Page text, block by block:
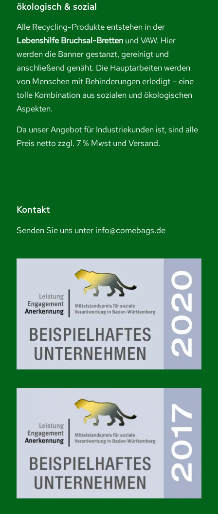
ökologisch & sozial
Alle Recycling-Produkte entstehen in der
Lebenshilfe Bruchsal-Bretten und VAW. Hier
werden die Banner gestanzt, gereinigt und
anschließend genäht. Die Hauptarbeiten werden
von Menschen mit Behinderungen erledigt – eine
tolle Kombination aus sozialen und ökologischen
Aspekten.
Da unser Angebot für Industriekunden ist, sind alle
Preis netto zzgl. 7 % Mwst und Versand.
Kontakt
Senden Sie uns unter info@comebags.de